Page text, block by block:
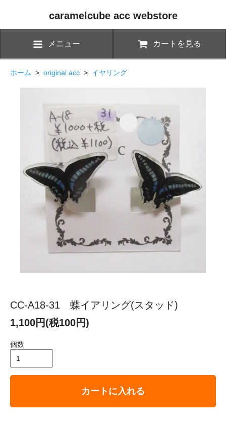
caramelcube acc webstore
メニュー カートを見る
ホーム > original acc > イヤリング
CC-A18-31 蝶イアリング(スタッド)
1,100円(税100円)
個数
カートに入れる